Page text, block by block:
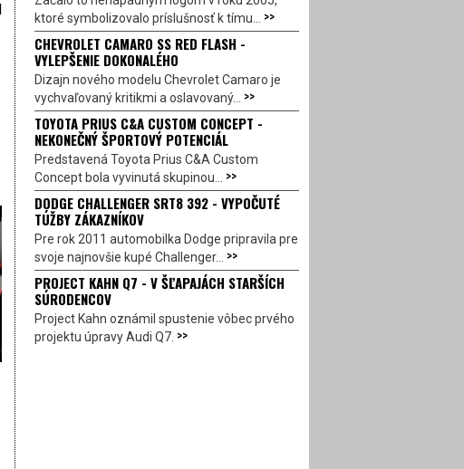
ktoré symbolizovalo príslušnosť k tímu... >>
CHEVROLET CAMARO SS RED FLASH -
VYLEPŠENIE DOKONALÉHO
Dizajn nového modelu Chevrolet Camaro je
vychvaľovaný kritikmi a oslavovaný... >>
TOYOTA PRIUS C&A CUSTOM CONCEPT -
NEKONEČNÝ ŠPORTOVÝ POTENCIÁL
Predstavená Toyota Prius C&A Custom
Concept bola vyvinutá skupinou... >>
DODGE CHALLENGER SRT8 392 - VYPOČUTÉ
TÚŽBY ZÁKAZNÍKOV
Pre rok 2011 automobilka Dodge pripravila pre
svoje najnovšie kupé Challenger... >>
PROJECT KAHN Q7 - V ŠĽAPAJÁCH STARŠÍCH
SÚRODENCOV
Project Kahn oznámil spustenie vôbec prvého
projektu úpravy Audi Q7. >>